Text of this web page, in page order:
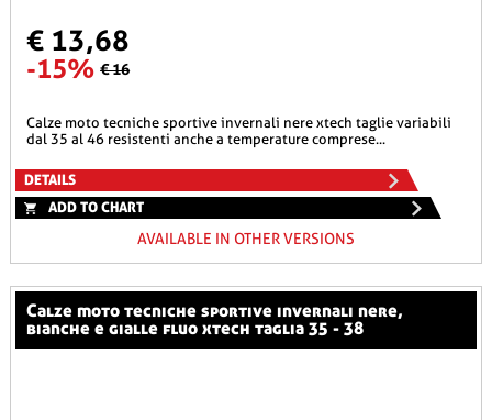
€ 13,68
-15% € 16
calze moto tecniche sportive invernali nere xtech taglie variabili
dal 35 al 46 resistenti anche a temperature comprese...
DETAILS
ADD TO CHART
AVAILABLE IN OTHER VERSIONS
calze moto tecniche sportive invernali nere,
bianche e gialle fluo xtech taglia 35 - 38